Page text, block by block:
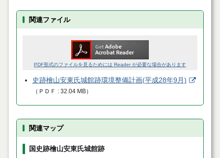
関連ファイル
PDF形式のファイルを見るためには Reader が必要な場合があります
史跡檜山安東氏城館跡環境整備計画(平成28年9月)
（ ＰＤＦ 32.04 MB）
関連マップ
国史跡檜山安東氏城館跡